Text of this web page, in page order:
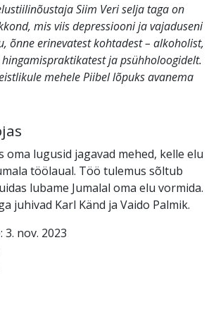
Siim Veri selja taga on
mis viis depressiooni ja vajaduseni
õnne erinevatest kohtadest – alkoholist,
ja psühholoogidelt.
mehele Piibel lõpuks avanema
oma lugusid jagavad mehed, kelle elu
töölaual. Töö tulemus sõltub
lubame Jumalal oma elu vormida.
juhivad Karl Känd ja Vaido Palmik.
3. nov. 2023